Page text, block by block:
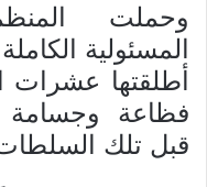
وحملت
المسئولية
أطلقتها عشرات
فظاعة وجسامة
قبل تلك